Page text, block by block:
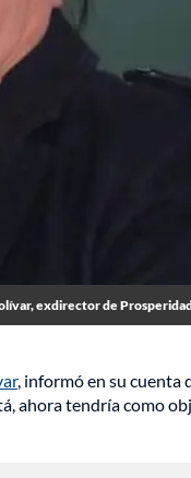
exdirector de
, informó en su cuenta
ahora tendría como